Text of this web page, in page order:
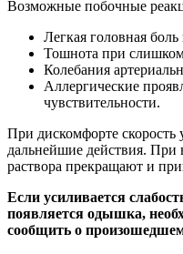
Возможные побочные
Легкая головная
Тошнота при
Колебания
Аллергические
чувствительности.
При дискомфорте
дальнейшие действия.
раствора прекращают и
Если усиливается
появляется одышка,
сообщить о